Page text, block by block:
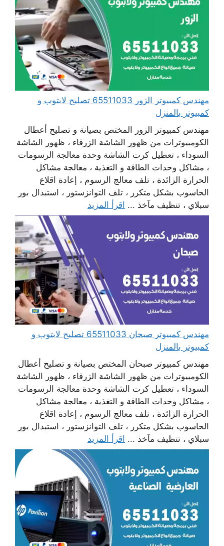
مهندس كمبيوتر الزور 65511033 تصليح لابتوب و
كمبيوتر بالمنزل
مهندس كمبيوتر الزور المختص بصيانة و تصليح أعطال
الكومبيوترات من ظهور الشاشة الزرقاء ، ظهور الشاشة
السوداء ، تعطيل كرت الشاشة وحدة معالجة الرسومات
، مشاكل وحدات الطاقة و التغذية ، معالجة مشاكل
الحرارة الزائدة ، تلف معالج الرسوم ، إعادة اقلاع
الحاسوب بشكل متكرر ، تلف التوانزستور ، استبدال بور
سبلاي ، تنظيف مآخذ ... اقرأ المزيد
مهندس كمبيوتر صبحان 65511033 تصليح لابتوب و
كمبيوتر بالمنزل
مهندس كمبيوتر صبحان المختص بصيانة و تصليح أعطال
الكومبيوترات من ظهور الشاشة الزرقاء ، ظهور الشاشة
السوداء ، تعطيل كرت الشاشة وحدة معالجة الرسومات
، مشاكل وحدات الطاقة و التغذية ، معالجة مشاكل
الحرارة الزائدة ، تلف معالج الرسوم ، إعادة اقلاع
الحاسوب بشكل متكرر ، تلف التوانزستور ، استبدال بور
سبلاي ، تنظيف مآخذ ... اقرأ المزيد